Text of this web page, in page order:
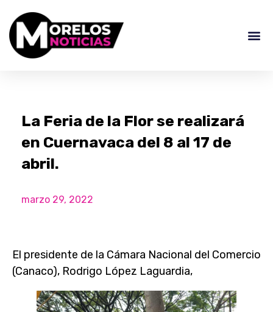
La Feria de la Flor se realizará
en Cuernavaca del 8 al 17 de
abril.
marzo 29, 2022
El presidente de la Cámara Nacional del Comercio
(Canaco), Rodrigo López Laguardia,